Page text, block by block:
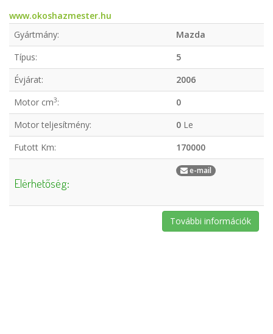
www.okoshazmester.hu
Gyártmány:
Mazda
Típus:
5
Évjárat:
2006
Motor cm3:
0
Motor teljesítmény:
0 Le
Futott Km:
170000
Elérhetőség:
e-mail
További információk